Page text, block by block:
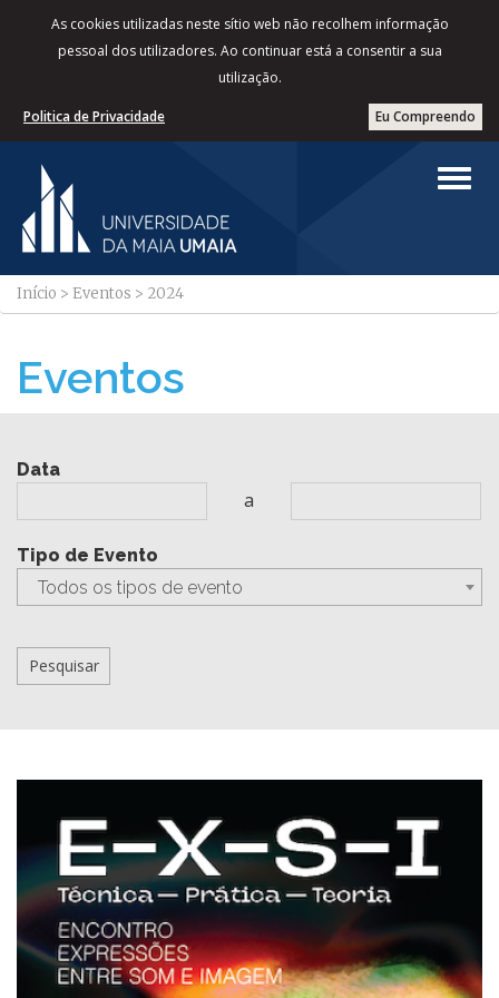
As cookies utilizadas neste sítio web não recolhem informação
pessoal dos utilizadores. Ao continuar está a consentir a sua
utilização.
Eu Compreendo
Politica de Privacidade
Início > Eventos > 2024
Eventos
Data
a
Tipo de Evento
Todos os tipos de evento